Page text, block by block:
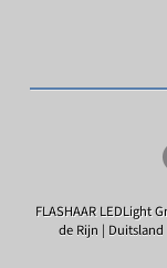
FLASHAAR LEDLight
de Rijn | Duitsland